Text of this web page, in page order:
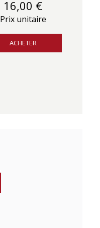
16,00 €
Prix unitaire
ACHETER